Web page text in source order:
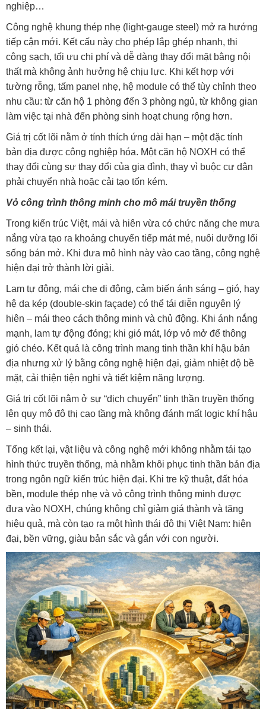
nghiệp…
Công nghệ khung thép nhẹ (light-gauge steel) mở ra hướng
tiếp cận mới. Kết cấu này cho phép lắp ghép nhanh, thi
công sạch, tối ưu chi phí và dễ dàng thay đổi mặt bằng nội
thất mà không ảnh hưởng hệ chịu lực. Khi kết hợp với
tường rỗng, tấm panel nhẹ, hệ module có thể tùy chỉnh theo
nhu cầu: từ căn hộ 1 phòng đến 3 phòng ngủ, từ không gian
làm việc tại nhà đến phòng sinh hoạt chung rộng hơn.
Giá trị cốt lõi nằm ở tính thích ứng dài hạn – một đặc tính
bản địa được công nghiệp hóa. Một căn hộ NOXH có thể
thay đổi cùng sự thay đổi của gia đình, thay vì buộc cư dân
phải chuyển nhà hoặc cải tạo tốn kém.
Vỏ công trình thông minh cho mô mái truyền thống
Trong kiến trúc Việt, mái và hiên vừa có chức năng che mưa
nắng vừa tạo ra khoảng chuyển tiếp mát mẻ, nuôi dưỡng lối
sống bán mở. Khi đưa mô hình này vào cao tầng, công nghệ
hiện đại trở thành lời giải.
Lam tự động, mái che di động, cảm biến ánh sáng – gió, hay
hệ da kép (double-skin façade) có thể tái diễn nguyên lý
hiên – mái theo cách thông minh và chủ động. Khi ánh nắng
mạnh, lam tự động đóng; khi gió mát, lớp vỏ mở để thông
gió chéo. Kết quả là công trình mang tinh thần khí hậu bản
địa nhưng xử lý bằng công nghệ hiện đại, giảm nhiệt độ bề
mặt, cải thiện tiện nghi và tiết kiệm năng lượng.
Giá trị cốt lõi nằm ở sự “dịch chuyển” tinh thần truyền thống
lên quy mô đô thị cao tầng mà không đánh mất logic khí hậu
– sinh thái.
Tổng kết lại, vật liệu và công nghệ mới không nhằm tái tạo
hình thức truyền thống, mà nhằm khôi phục tinh thần bản địa
trong ngôn ngữ kiến trúc hiện đại. Khi tre kỹ thuật, đất hóa
bền, module thép nhẹ và vỏ công trình thông minh được
đưa vào NOXH, chúng không chỉ giảm giá thành và tăng
hiệu quả, mà còn tạo ra một hình thái đô thị Việt Nam: hiện
đại, bền vững, giàu bản sắc và gắn với con người.